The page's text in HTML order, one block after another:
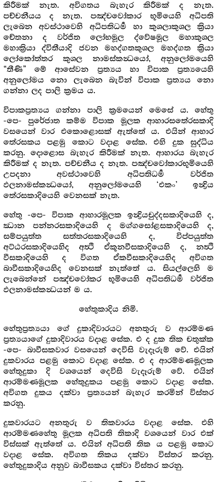
කිරීමක් නැත. අවිගතය බැහැර කිරීමක් ද නැත.
පච්චනීයය ද නැත. පඤ්චවෝකාර භූමියෙහි අධිපති
ලැබෙන අවස්ථාවෙහි අධිපතිධර්‍ම හා කුශලාකුශල ක්‍රියා
චේතනා ද වර්ජිත ලෝභමූල ද්වේෂමූල මහාකුශල
මහාක්‍රියා ද්විතීයාදි ජවන මහද්ගතකුශල මහද්ගත ක්‍රියා
ලෝකෝත්තර කුශල නාමස්කන්‍ධයෝ, අනුලෝමයෙහි
“තීණි” මේ ආසේවන ප්‍රත්‍යය හා විපාක ප්‍රත්‍යයෙහි
අනුලෝමය නො ලැබෙන බැවින් විපාක ප්‍රත්‍යය නො
ගන්නා ලද පාලි ක්‍රමය ය.
විපාකප්‍රත්‍යය ගන්නා පාලි ක්‍රමයෙන් මෙසේ ය. හේතු
-පෙ- පුරේජාත කම්ම විපාක මූලක ආහාරසතේරසකාදි
වසයෙන් වාර එකොළොසක් ඇත්තේ ය. එයින් ආහාර
තේරසකය පළමු කොට වදාළ සේක. එහි දුක සුද්ධිය
කරනු. දොළොස බැහැර කිරීමක් නැත. ආහාරය බැහැර
කිරීමක් ද නැත. පච්චනීය ද නැත. පඤ්චවෝකාරභූමියෙහි
උපදනා අවස්ථාවෙහි අධිපතිධර්‍ම වර්ජිත
ඵලනාමස්කන්‍ධයෝ, අනුලෝමයෙහි ‘එකං’ ඉන්‍ද්‍රිය
තේරසකාදියෙහි වෙනසක් නැත.
හේතු -පෙ- විපාක ආහාරමූලක ඉන්‍ද්‍රියචුද්දසකාදියෙහි ද,
ඣාන පන්නරසකාදියෙහි ද මග්ගසෝළසකාදියෙහි ද,
සම්පයුත්ත සත්තරසකාදියෙහි ද, විප්පයුත්ත
අට්ඨරසකාදියෙහිද අත්‍ථි ඒකූනවීසකාදියෙහි ද, නත්‍ථි
වීසකාදියෙහි ද විගත ඒකවීසකාදියෙහිද අවිගත
බාවීසකාදියෙහිද වෙනසක් නැත්තේ ය. සියල්ලෙහි ම
ලැබෙන්නේ පඤ්චවෝකර භූමියෙහි අධිපතිධර්‍ම වර්ජිත
ඵලනාමස්කන්‍ධයන් ම ය.
හේතුකාදිය නිමි.
හේතුප්‍රත්‍යයා ගේ දුකාදිවාරයට අනතුරු ව ආරම්මණ
ප්‍රත්‍යයාගේ දුකාදිවාරය වදාළ සේක. එ ද දුක තික චතුක්ක
-පෙ- බාවීසකවාර වසයෙන් දෙවිසි වැදෑරුම් වේ. එයින්
දුකවාරය පළමු කොට වදාළ සේක. එ ද ආරම්මණමූලක
හේතුදුකා දි වශයෙන් දෙවිසි වැදෑරුම් වේ. එයින්
ආරම්මණමූලක හේතුදුකය පළමු කොට වදාළ සේක.
අවිගත දුකය දක්වා ප්‍රත්‍යයන් බැහැර කරමින් විස්තර
කරනු.
දුකවාරයට අනතුරු ව තිකවාරය වදාළ සේක. එහි
ආරම්මණහේතු මූලක අධිපති තිකාදි වශයෙන් වාර එක්
විස්සක් ඇත්තේ ය. එයින් අධිපති තික ය පළමු කොට
වදාළ සේක. අවිගත තිකය දක්වා විස්තර කරනු.
හේතුදුකාදිය අනුව බාවීසකය දක්වා විස්තර කරනු.